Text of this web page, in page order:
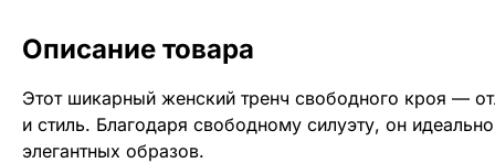
Описание товара
Этот шикарный женский тренч свободного кроя —
и стиль. Благодаря свободному силуэту, он
элегантных образов.